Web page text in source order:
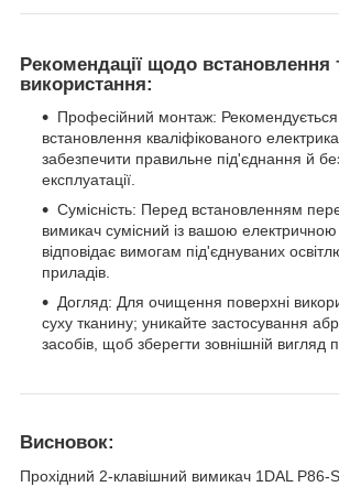
Рекомендації щодо встановлення
використання:
Професійний монтаж: Рекомендується
встановлення кваліфікованого
забезпечити правильне під'єднання й
експлуатації.
Сумісність: Перед встановленням
вимикач сумісний із вашою
відповідає вимогам під'єднуваних
приладів.
Догляд: Для очищення поверхні
суху тканину; уникайте застосування
засобів, щоб зберегти зовнішній вигляд
Висновок:
Прохідний 2-клавішний вимикач 1DAL